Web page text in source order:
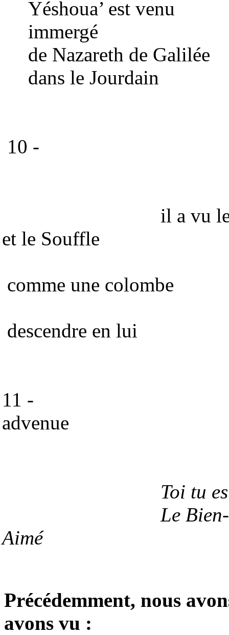
Yéshoua’
immergé
de Nazareth de
dans le Jourdain
10 - et
il a vu les
et le Souffle
comme une colombe
descendre en lui
11 - Et
advenue
Toi tu es
Le Bien-
Aimé en toi
Précédemment, nous
avons vu :